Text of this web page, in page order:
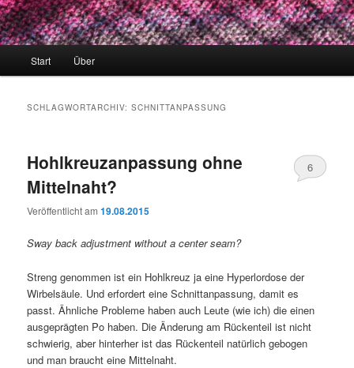
Start Über
SCHLAGWORTARCHIV:SCHNITTANPASSUNG
Hohlkreuzanpassung ohne
Mittelnaht?
Veröffentlicht am19.08.2015
6
Sway back adjustment without a center seam?
Streng genommen ist ein Hohlkreuz ja eine Hyperlordose der
Wirbelsäule. Und erfordert eine Schnittanpassung, damit es
passt. Ähnliche Probleme haben auch Leute (wie ich) die einen
ausgeprägten Po haben. Die Änderung am Rückenteil ist nicht
schwierig, aber hinterher ist das Rückenteil natürlich gebogen
und man braucht eine Mittelnaht.